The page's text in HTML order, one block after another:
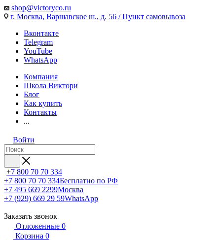
shop@victoryco.ru
г. Москва, Варшавское ш., д. 56 / Пункт самовывоза
Вконтакте
Telegram
YouTube
WhatsApp
Компания
Школа Виктори
Блог
Как купить
Контакты
...
Войти
+7 800 70 70 334
+7 800 70 70 334Бесплатно по РФ
+7 495 669 2299Москва
+7 (929) 669 29 59WhatsApp
Заказать звонок
Отложенные 0
Корзина 0